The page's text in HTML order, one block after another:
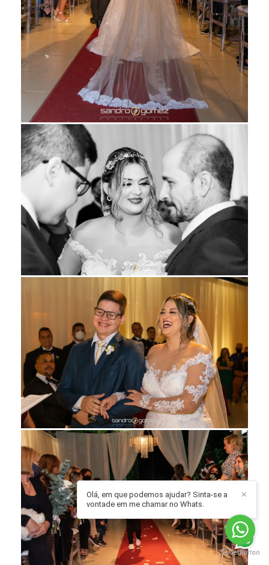
✕
Olá, em que podemos ajudar? Sinta-se a
vontade em me chamar no Whats.